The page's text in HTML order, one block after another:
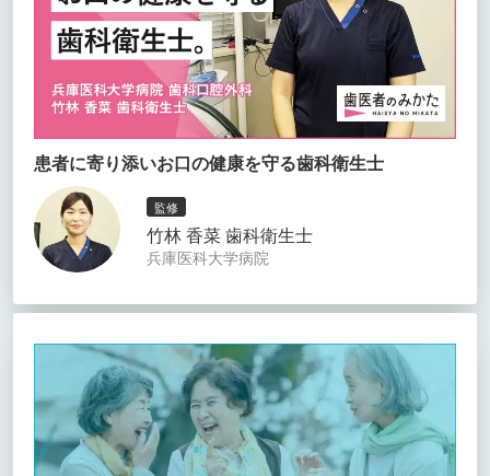
患者に寄り添いお口の健康を守る歯科衛生士
監修
竹林 香菜 歯科衛生士
兵庫医科大学病院